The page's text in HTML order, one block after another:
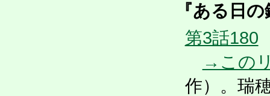
『ある日
第3話180
→この
作）。瑞